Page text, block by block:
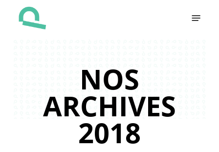
NOS
ARCHIVES
2018